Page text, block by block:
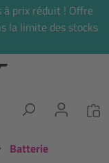
à prix réduit ! Offre
la limite des stocks
Batterie